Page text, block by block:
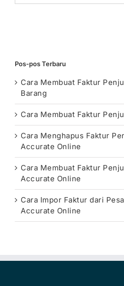
for:
Pos-pos Terbaru
Cara Membuat Faktur
Barang
Cara Membuat Faktur
Cara Menghapus Faktur
Accurate Online
Cara Membuat Faktur
Accurate Online
Cara Impor Faktur dari
Accurate Online